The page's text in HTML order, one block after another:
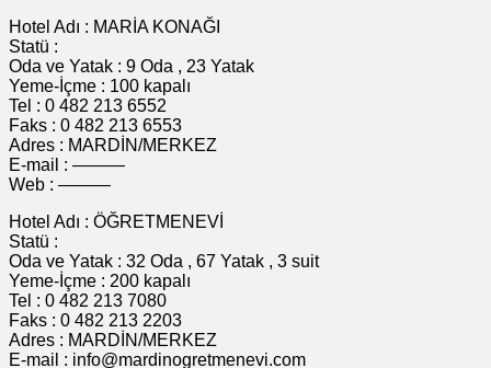
Hotel Adı : MARİA KONAĞI
Statü :
Oda ve Yatak : 9 Oda , 23 Yatak
Yeme-İçme : 100 kapalı
Tel : 0 482 213 6552
Faks : 0 482 213 6553
Adres : MARDİN/MERKEZ
E-mail : ———
Web : ———
Hotel Adı : ÖĞRETMENEVİ
Statü :
Oda ve Yatak : 32 Oda , 67 Yatak , 3 suit
Yeme-İçme : 200 kapalı
Tel : 0 482 213 7080
Faks : 0 482 213 2203
Adres : MARDİN/MERKEZ
E-mail : info@mardinogretmenevi.com